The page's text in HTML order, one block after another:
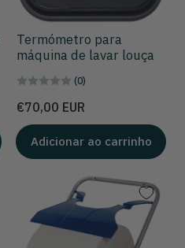
Termómetro para
máquina de lavar louça
(0)
Preço
€70,00 EUR
Adicionar ao carrinho